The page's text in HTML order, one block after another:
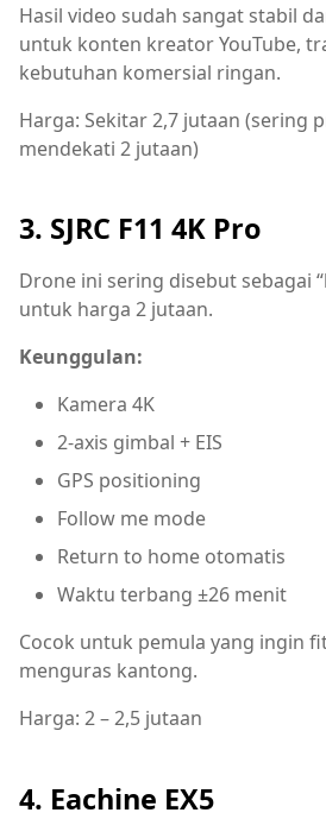
Hasil video sudah sangat stabil
untuk konten kreator YouTube,
kebutuhan komersial ringan.
Harga: Sekitar 2,7 jutaan (sering
mendekati 2 jutaan)
3. SJRC F11 4K Pro
Drone ini sering disebut sebagai
untuk harga 2 jutaan.
Keunggulan:
Kamera 4K
2-axis gimbal + EIS
GPS positioning
Follow me mode
Return to home otomatis
Waktu terbang ±26 menit
Cocok untuk pemula yang ingin
menguras kantong.
Harga: 2 – 2,5 jutaan
4. Eachine EX5